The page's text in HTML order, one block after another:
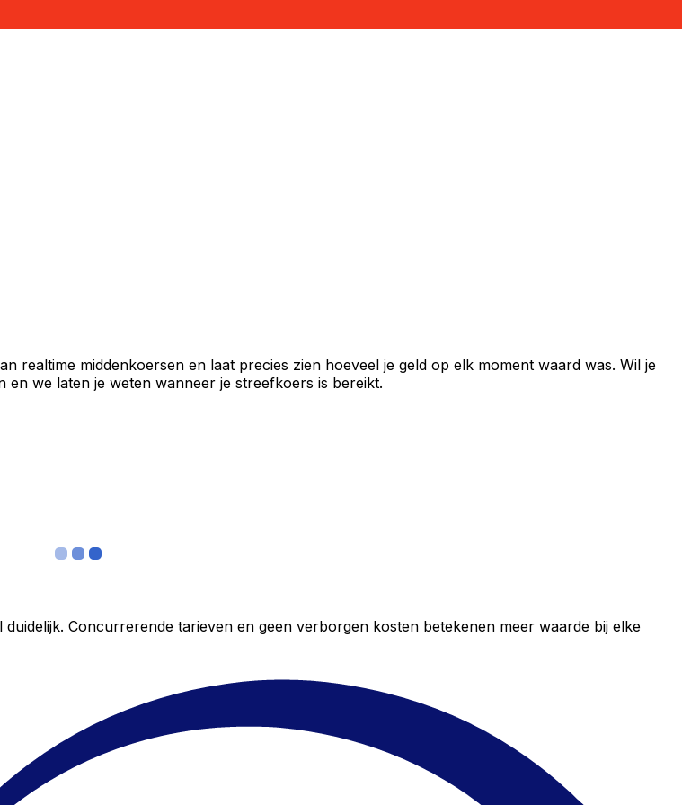
realtime middenkoersen en laat precies zien hoeveel je geld op elk moment waard was. Wil je
we laten je weten wanneer je streefkoers is bereikt.
Concurrerende tarieven en geen verborgen kosten betekenen meer waarde bij elke